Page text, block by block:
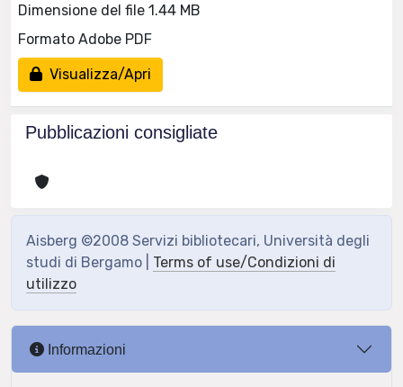
Dimensione del file 1.44 MB
Formato Adobe PDF
Visualizza/Apri
Pubblicazioni consigliate
Aisberg ©2008 Servizi bibliotecari, Università degli
studi di Bergamo | Terms of use/Condizioni di
utilizzo
Informazioni